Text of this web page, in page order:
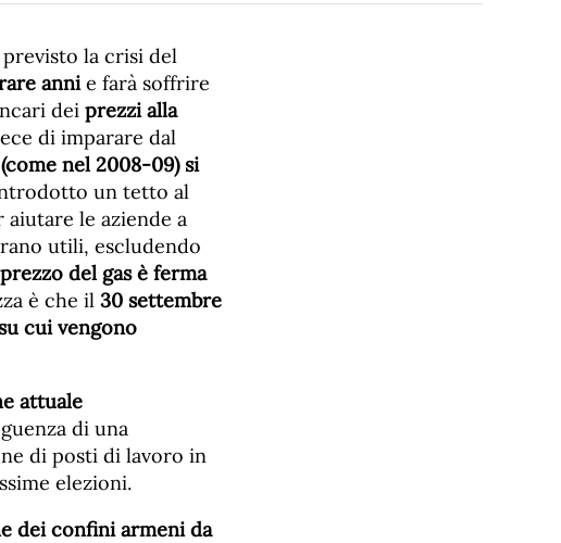
la crisi del
annie farà soffrire
dei prezzi alla
di imparare dal
nel 2008-09) si
un tetto al
le aziende a
utili, escludendo
del gas è ferma
è che il 30 settembre
cui vengono
attuale
di una
di posti di lavoro in
elezioni.
dei confini armeni da